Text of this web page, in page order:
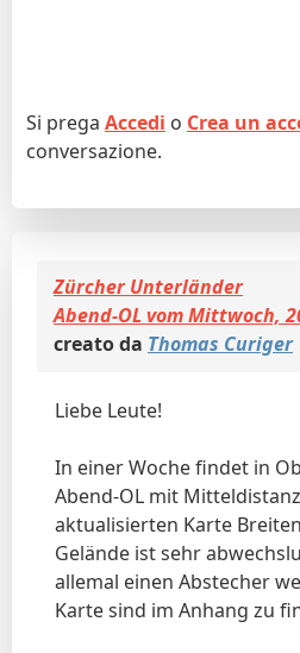
Si prega Accedi o Crea un
conversazione.
Zürcher Unterländer
Abend-OL vom Mittwoch,
creato da Thomas Curiger
Liebe Leute!
In einer Woche findet in
Abend-OL mit
aktualisierten Karte
Gelände ist sehr
allemal einen Abstecher
Karte sind im Anhang zu